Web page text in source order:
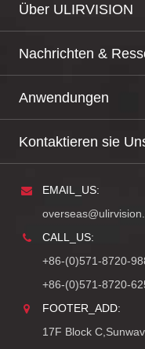
Über ULIRVISION
Nachrichten &
Anwendungen
Kontaktieren sie
EMAIL_US:
CALL_US:
+86-(0)571-8720-
+86-(0)571-8720-
FOOTER_ADD:
17F Block